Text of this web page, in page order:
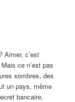
Aimer, c’est
ce n’est pas
sombres, des
un pays, même
bancaire,